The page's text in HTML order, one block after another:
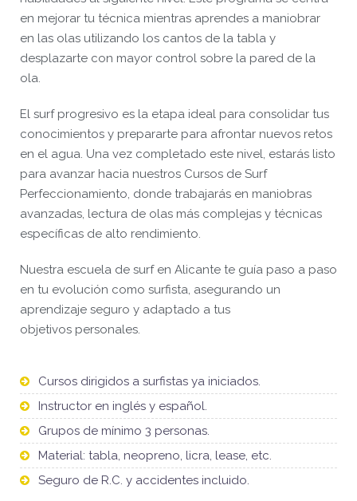
en mejorar tu técnica mientras aprendes a maniobrar
en las olas utilizando los cantos de la tabla y
desplazarte con mayor control sobre la pared de la
ola.
El surf progresivo es la etapa ideal para consolidar tus
conocimientos y prepararte para afrontar nuevos retos
en el agua. Una vez completado este nivel, estarás listo
para avanzar hacia nuestros Cursos de Surf
Perfeccionamiento, donde trabajarás en maniobras
avanzadas, lectura de olas más complejas y técnicas
específicas de alto rendimiento.
Nuestra escuela de surf en Alicante te guía paso a paso
en tu evolución como surfista, asegurando un
aprendizaje seguro y adaptado a tus
objetivos personales.
Cursos dirigidos a surfistas ya iniciados.
Instructor en inglés y español.
Grupos de mínimo 3 personas.
Material: tabla, neopreno, licra, lease, etc.
Seguro de R.C. y accidentes incluido.